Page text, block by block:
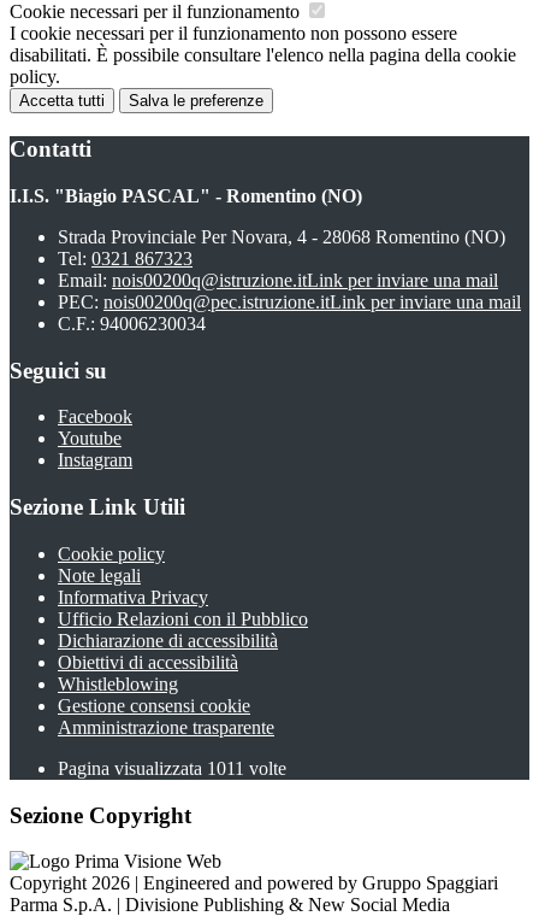
Cookie necessari per il funzionamento
I cookie necessari per il funzionamento non possono essere
disabilitati. È possibile consultare l'elenco nella pagina della cookie
policy.
Accetta tutti Salva le preferenze
Contatti
I.I.S. "Biagio PASCAL" - Romentino (NO)
Strada Provinciale Per Novara, 4 - 28068 Romentino (NO)
Tel: 0321 867323
Email: nois00200q@istruzione.itLink per inviare una mail
PEC: nois00200q@pec.istruzione.itLink per inviare una mail
C.F.: 94006230034
Seguici su
Facebook
Youtube
Instagram
Sezione Link Utili
Cookie policy
Note legali
Informativa Privacy
Ufficio Relazioni con il Pubblico
Dichiarazione di accessibilità
Obiettivi di accessibilità
Whistleblowing
Gestione consensi cookie
Amministrazione trasparente
Pagina visualizzata 1011 volte
Sezione Copyright
Copyright 2026 | Engineered and powered by Gruppo Spaggiari
Parma S.p.A. | Divisione Publishing & New Social Media